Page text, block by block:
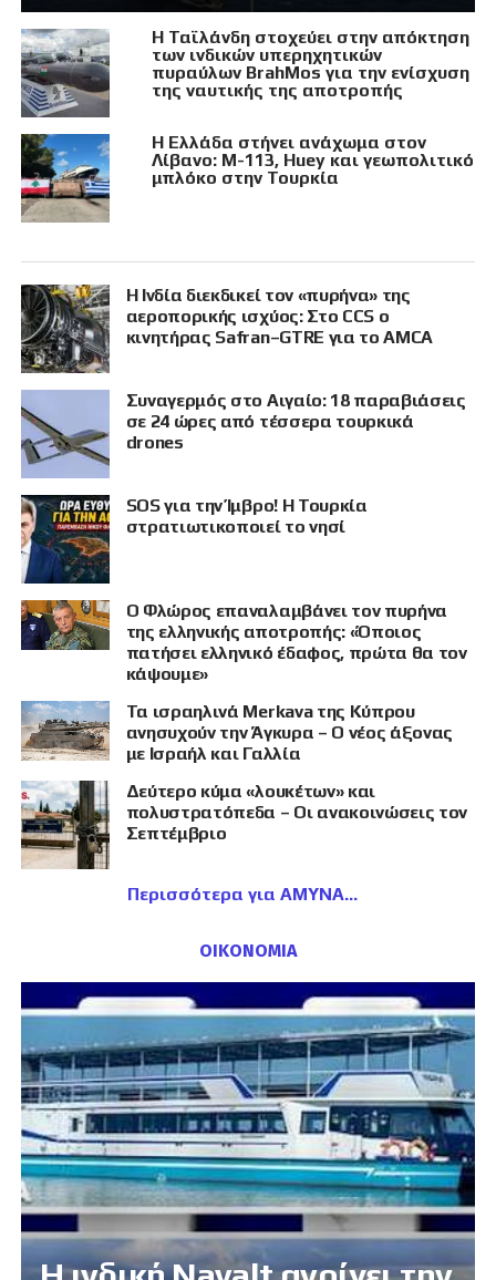
Η Ταϊλάνδη στοχεύει στην απόκτηση
των ινδικών υπερηχητικών
πυραύλων BrahMos για την ενίσχυση
της ναυτικής της αποτροπής
Η Ελλάδα στήνει ανάχωμα στον
Λίβανο: M-113, Huey και γεωπολιτικό
μπλόκο στην Τουρκία
Η Ινδία διεκδικεί τον «πυρήνα» της
αεροπορικής ισχύος: Στο CCS ο
κινητήρας Safran–GTRE για το AMCA
Συναγερμός στο Αιγαίο: 18 παραβιάσεις
σε 24 ώρες από τέσσερα τουρκικά
drones
SOS για την Ίμβρο! Η Τουρκία
στρατιωτικοποιεί το νησί
Ο Φλώρος επαναλαμβάνει τον πυρήνα
της ελληνικής αποτροπής: «Όποιος
πατήσει ελληνικό έδαφος, πρώτα θα τον
κάψουμε»
Τα ισραηλινά Merkava της Κύπρου
ανησυχούν την Άγκυρα – Ο νέος άξονας
με Ισραήλ και Γαλλία
Δεύτερο κύμα «λουκέτων» και
πολυστρατόπεδα – Οι ανακοινώσεις τον
Σεπτέμβριο
Περισσότερα για ΑΜΥΝΑ
ΟΙΚΟΝΟΜΙΑ